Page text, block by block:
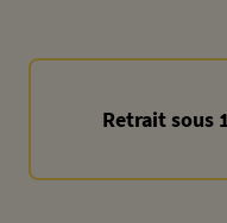
Retrait sous